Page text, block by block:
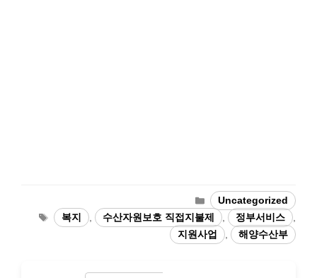
Categories
Uncategorized
Tags
복지 , 수산자원보호 직접지불제 , 정부서비스
,
지원사업
, 해양수산부